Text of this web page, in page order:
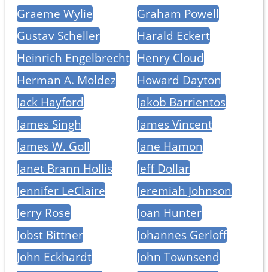
Graeme Wylie
Graham Powell
Gustav Scheller
Harald Eckert
Heinrich Engelbrecht Henry Cloud
Herman A. Moldez
Howard Dayton
Jack Hayford
Jakob Barrientos
James Singh
James Vincent
James W. Goll
Jane Hamon
Janet Brann Hollis
Jeff Dollar
Jennifer LeClaire
Jeremiah Johnson
Jerry Rose
Joan Hunter
Jobst Bittner
Johannes Gerloff
John Eckhardt
John Townsend